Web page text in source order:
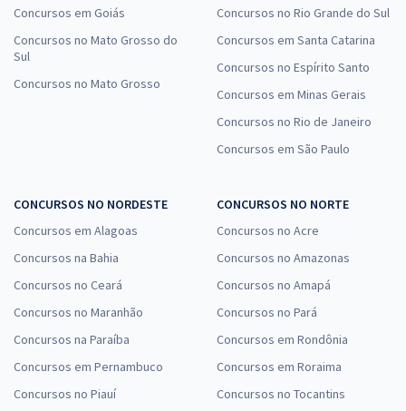
Concursos em Goiás
Concursos no Mato Grosso do
Sul
Concursos no Mato Grosso
Concursos no Rio Grande do Sul
Concursos em Santa Catarina
Concursos no Espírito Santo
Concursos em Minas Gerais
Concursos no Rio de Janeiro
Concursos em São Paulo
CONCURSOS NO NORDESTE
Concursos em Alagoas
Concursos na Bahia
Concursos no Ceará
Concursos no Maranhão
Concursos na Paraíba
Concursos em Pernambuco
Concursos no Piauí
CONCURSOS NO NORTE
Concursos no Acre
Concursos no Amazonas
Concursos no Amapá
Concursos no Pará
Concursos em Rondônia
Concursos em Roraima
Concursos no Tocantins